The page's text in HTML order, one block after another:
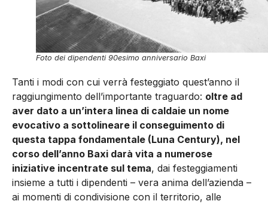
Foto dei dipendenti 90esimo anniversario Baxi
Tanti i modi con cui verrà festeggiato quest’anno il
raggiungimento dell’importante traguardo: oltre ad
aver dato a un’intera linea di caldaie un nome
evocativo a sottolineare il conseguimento di
questa tappa fondamentale (Luna Century), nel
corso dell’anno Baxi darà vita a numerose
iniziative incentrate sul tema, dai festeggiamenti
insieme a tutti i dipendenti – vera anima dell’azienda –
ai momenti di condivisione con il territorio, alle